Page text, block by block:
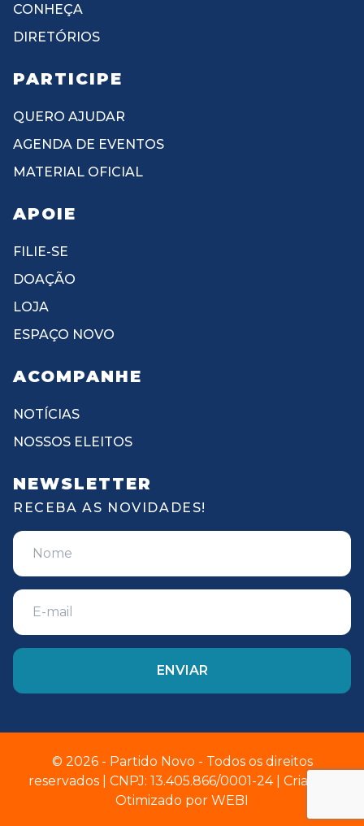
CONHEÇA
DIRETÓRIOS
PARTICIPE
QUERO AJUDAR
AGENDA DE EVENTOS
MATERIAL OFICIAL
APOIE
FILIE-SE
DOAÇÃO
LOJA
ESPAÇO NOVO
ACOMPANHE
NOTÍCIAS
NOSSOS ELEITOS
NEWSLETTER
RECEBA AS NOVIDADES!
© 2026 - Partido Novo - Todos os direitos
reservados | CNPJ: 13.405.866/0001-24 | Criado e
Otimizado por WEBI